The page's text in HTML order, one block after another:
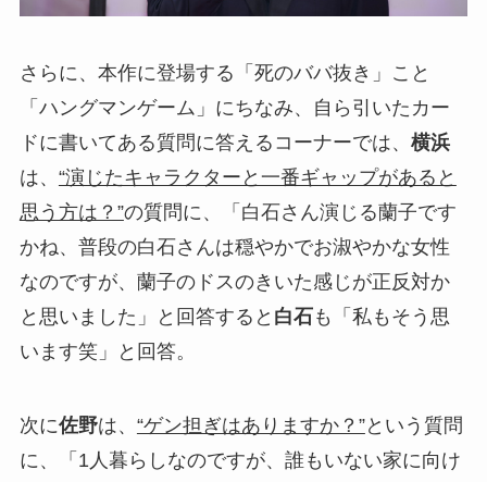
さらに、本作に登場する「死のババ抜き」こと
「ハングマンゲーム」にちなみ、自ら引いたカー
ドに書いてある質問に答えるコーナーでは、 横浜
は、 “演じたキャラクターと一番ギャップがあると
思う方は？”の質問に、「白石さん演じる蘭子です
かね、普段の白石さんは穏やかでお淑やかな女性
なのですが、蘭子のドスのきいた感じが正反対か
と思いました」と回答すると 白石も「私もそう思
います笑」と回答。
次に佐野は、 “ゲン担ぎはありますか？”という質問
に、「1人暮らしなのですが、誰もいない家に向け